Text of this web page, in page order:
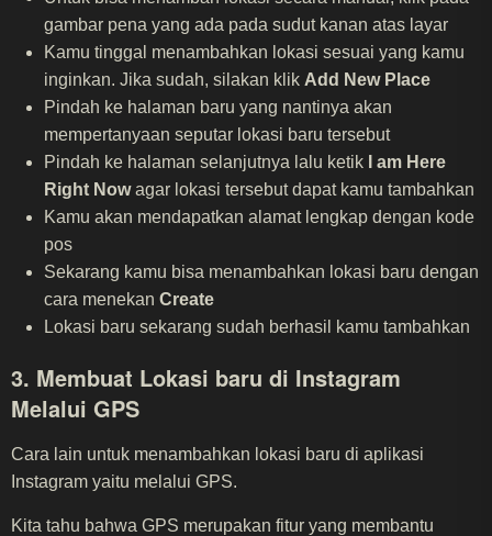
gambar pena yang ada pada sudut kanan atas layar
Kamu tinggal menambahkan lokasi sesuai yang kamu
inginkan. Jika sudah, silakan klik Add New Place
Pindah ke halaman baru yang nantinya akan
mempertanyaan seputar lokasi baru tersebut
Pindah ke halaman selanjutnya lalu ketik
I am Here
Right Nowagar lokasi tersebut dapat kamu tambahkan
Kamu akan mendapatkan alamat lengkap dengan kode
pos
Sekarang kamu bisa menambahkan lokasi baru dengan
cara menekan Create
Lokasi baru sekarang sudah berhasil kamu tambahkan
3. Membuat Lokasi baru di Instagram
Melalui GPS
Cara lain untuk menambahkan lokasi baru di aplikasi
Instagram yaitu melalui GPS.
Kita tahu bahwa GPS merupakan fitur yang membantu